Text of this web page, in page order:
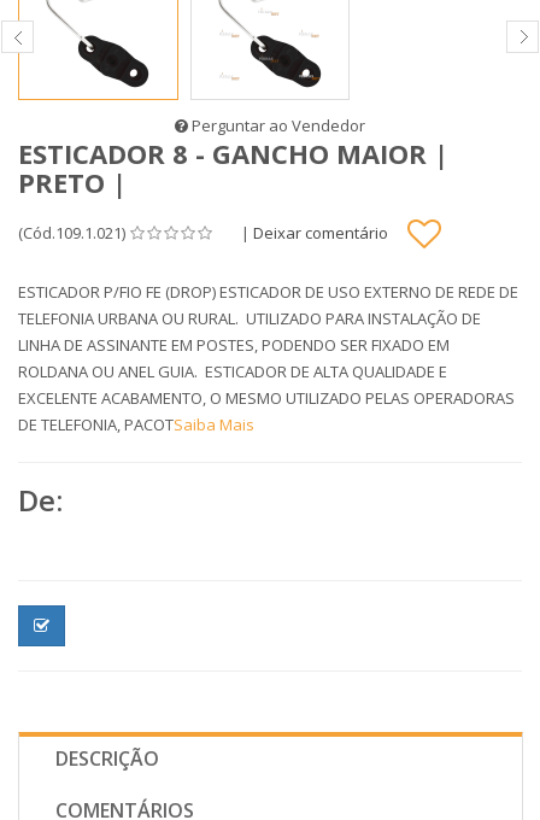
Perguntar ao Vendedor
ESTICADOR 8 - GANCHO MAIOR |
PRETO |
(Cód.109.1.021) | Deixar comentário
ESTICADOR P/FIO FE (DROP) ESTICADOR DE USO EXTERNO DE REDE DE
TELEFONIA URBANA OU RURAL. UTILIZADO PARA INSTALAÇÃO DE
LINHA DE ASSINANTE EM POSTES, PODENDO SER FIXADO EM
ROLDANA OU ANEL GUIA. ESTICADOR DE ALTA QUALIDADE E
EXCELENTE ACABAMENTO, O MESMO UTILIZADO PELAS OPERADORAS
DE TELEFONIA, PACOTSaiba Mais
De:
DESCRIÇÃO
COMENTÁRIOS